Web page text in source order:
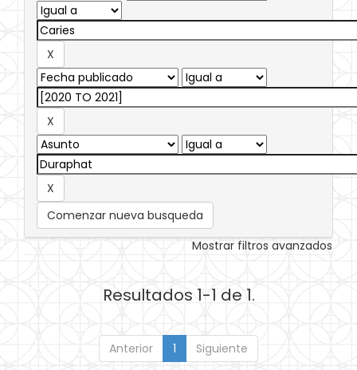
Comenzar nueva busqueda
Mostrar filtros avanzados
Resultados 1-1 de 1.
Anterior 1 Siguiente